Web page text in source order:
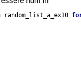
random_list_a_ex10